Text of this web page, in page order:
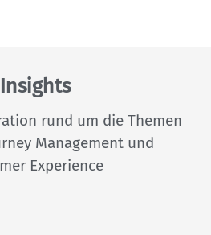
Insights
rund um die Themen
Management und
Experience